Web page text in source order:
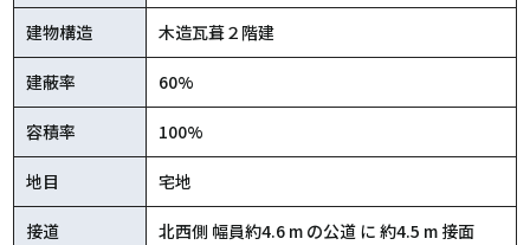
建物構造 木造瓦葺２階建
建蔽率 60%
容積率 100%
地目 宅地
接道 北西側 幅員約4.6 m の公道 に 約4.5 m 接面